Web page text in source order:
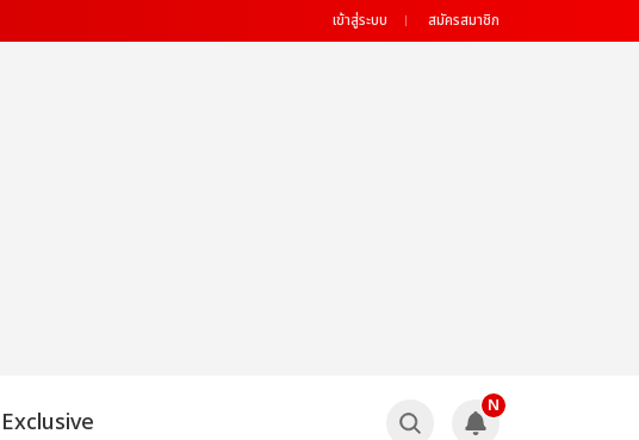
เข้าสู่ระบบ สมัครสมาชิก
Exclusive
N